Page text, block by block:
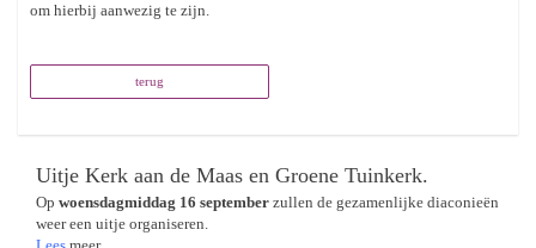
om hierbij aanwezig te zijn.
terug
Uitje Kerk aan de Maas en Groene Tuinkerk.
Op woensdagmiddag 16 september zullen de gezamenlijke diaconieën
weer een uitje organiseren.